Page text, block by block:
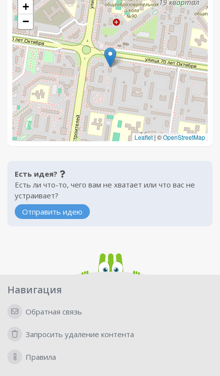
+
−
Leaflet|©OpenStreetMap
Есть идея?
Есть ли что-то, чего вам не хватает или что вас не
устраивает?
Отправить идею
Навигация
Обратная связь
Запросить удаление контента
Правила